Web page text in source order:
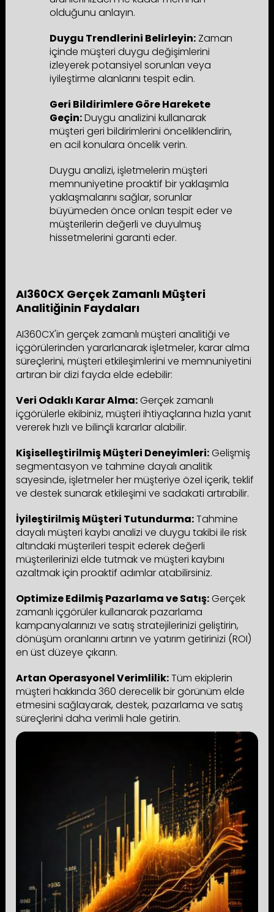
olduğunu anlayın.
Duygu Trendlerini Belirleyin:Zaman
içinde müşteri duygu değişimlerini
izleyerek potansiyel sorunları veya
iyileştirme alanlarını tespit edin.
Geri Bildirimlere Göre Harekete
Geçin:Duygu analizini kullanarak
müşteri geri bildirimlerini önceliklendirin,
en acil konulara öncelik verin.
Duygu analizi, işletmelerin müşteri
memnuniyetine proaktif bir yaklaşımla
yaklaşmalarını sağlar, sorunlar
büyümeden önce onları tespit eder ve
müşterilerin değerli ve duyulmuş
hissetmelerini garanti eder.
AI360CX Gerçek Zamanlı Müşteri
Analitiğinin Faydaları
AI360CX'in gerçek zamanlı müşteri analitiği ve
içgörülerinden yararlanarak işletmeler, karar alma
süreçlerini, müşteri etkileşimlerini ve memnuniyetini
artıran bir dizi fayda elde edebilir:
Veri Odaklı Karar Alma:Gerçek zamanlı
içgörülerle ekibiniz, müşteri ihtiyaçlarına hızla yanıt
vererek hızlı ve bilinçli kararlar alabilir.
Kişiselleştirilmiş Müşteri Deneyimleri:Gelişmiş
segmentasyon ve tahmine dayalı analitik
sayesinde, işletmeler her müşteriye özel içerik, teklif
ve destek sunarak etkileşimi ve sadakati artırabilir.
İyileştirilmiş Müşteri Tutundurma:Tahmine
dayalı müşteri kaybı analizi ve duygu takibi ile risk
altındaki müşterileri tespit ederek değerli
müşterilerinizi elde tutmak ve müşteri kaybını
azaltmak için proaktif adımlar atabilirsiniz.
Optimize Edilmiş Pazarlama ve Satış:Gerçek
zamanlı içgörüler kullanarak pazarlama
kampanyalarınızı ve satış stratejilerinizi geliştirin,
dönüşüm oranlarını artırın ve yatırım getirinizi (ROI)
en üst düzeye çıkarın.
Artan Operasyonel Verimlilik:Tüm ekiplerin
müşteri hakkında 360 derecelik bir görünüm elde
etmesini sağlayarak, destek, pazarlama ve satış
süreçlerini daha verimli hale getirin.